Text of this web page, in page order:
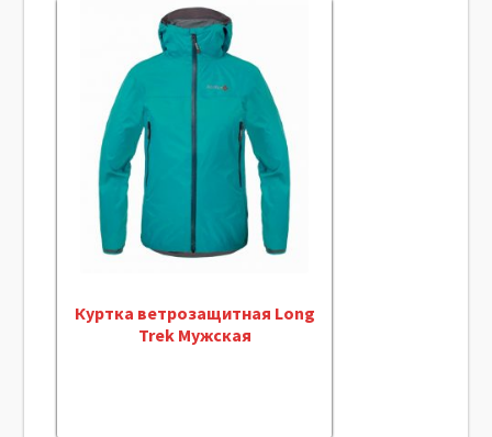
Куртка ветрозащитная Long
Trek Мужская